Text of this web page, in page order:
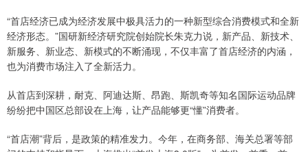
“首店经济已成为经济发展中极具活力的一种新型综合消费模式和全新
经济形态。”国研新经济研究院创始院长朱克力说，新产品、新技术、
新服务、新业态、新模式的不断涌现，不仅丰富了首店经济的内涵，
也为消费市场注入了全新活力。
从首店到深耕，耐克、阿迪达斯、昂跑、斯凯奇等知名国际运动品牌
纷纷把中国区总部设在上海，让产品能够更“懂”消费者。
“首店潮”背后，是政策的精准发力。今年，在商务部、海关总署等部